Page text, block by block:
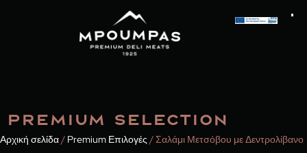
PREMIUM SELECTION
Αρχική σελίδα/ Premium Επιλογές / Σαλάμι Μετσόβου με Δεντρολίβανο